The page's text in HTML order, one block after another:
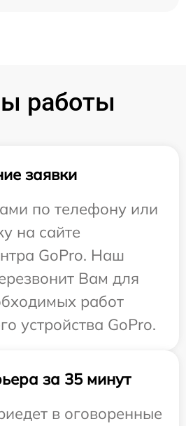
работы
заявки
по телефону или
на сайте
GoPro. Наш
Вам для
работ
устройства GoPro.
за 35 минут
в оговоренные